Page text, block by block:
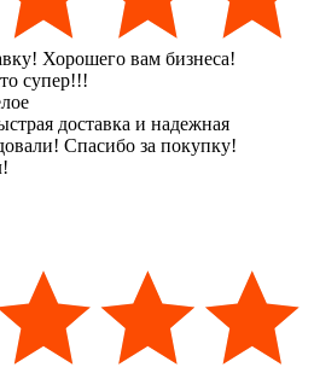
Хорошего вам бизнеса!
супер!!!
доставка и надежная
Спасибо за покупку!